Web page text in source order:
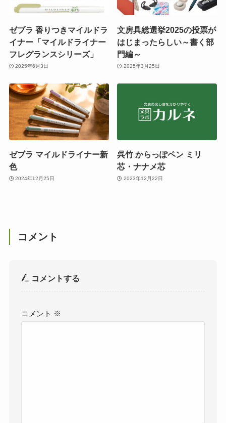
ゼブラ 香りつきマイルドラ
イナー「マイルドライナー
フレグランスシリーズ」
2025年6月3日
文房具総選挙2025の投票が
はじまったらしい～書く部
門編～
2025年3月25日
ゼブラ マイルドライナー新
色
2024年12月25日
呉竹 からっぽペン ミリ
芯・ナナメ芯
2023年12月22日
コメント
コメントする
コメント ※